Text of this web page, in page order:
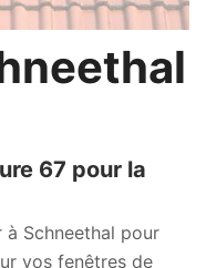
67 pour la
Schneethal pour
vos fenêtres de